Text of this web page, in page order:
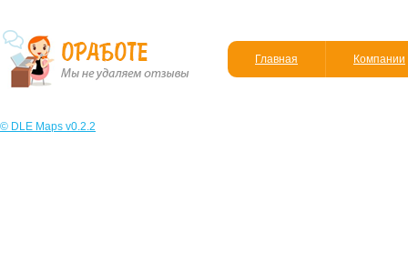
Главная Компании
© DLE Maps v0.2.2